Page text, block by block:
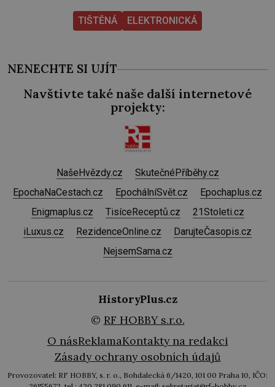
TIŠTĚNÁ ELEKTRONICKÁ
NENECHTE SI UJÍT
Navštivte také naše další internetové
projekty:
NašeHvězdy.cz
SkutečnéPříběhy.cz
EpochaNaCestach.cz
EpochálníSvět.cz
Epochaplus.cz
Enigmaplus.cz
TisíceReceptů.cz
21Stoleti.cz
iLuxus.cz
RezidenceOnline.cz
DarujteČasopis.cz
NejsemSama.cz
HistoryPlus.cz
© RF HOBBY s.r.o.
O násReklamaKontakty na redakci
Zásady ochrany osobních údajů
Provozovatel: RF HOBBY, s. r. o., Bohdalecká 6/1420, 101 00 Praha 10, IČO: